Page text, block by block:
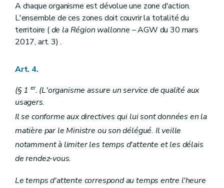
A chaque organisme est dévolue une zone d'action.
L'ensemble de ces zones doit couvrir la totalité du
territoire (de la Région wallonne – AGW du 30 mars
2017, art. 3) .
Art. 4.
(§ 1er. (L'organisme assure un service de qualité aux
usagers.
Il se conforme aux directives qui lui sont données en la
matière par le Ministre ou son délégué. Il veille
notamment à limiter les temps d'attente et les délais
de rendez-vous.
Le temps d'attente correspond au temps entre l'heure